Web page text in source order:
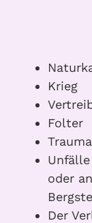
Krieg
Folter
oder
Der